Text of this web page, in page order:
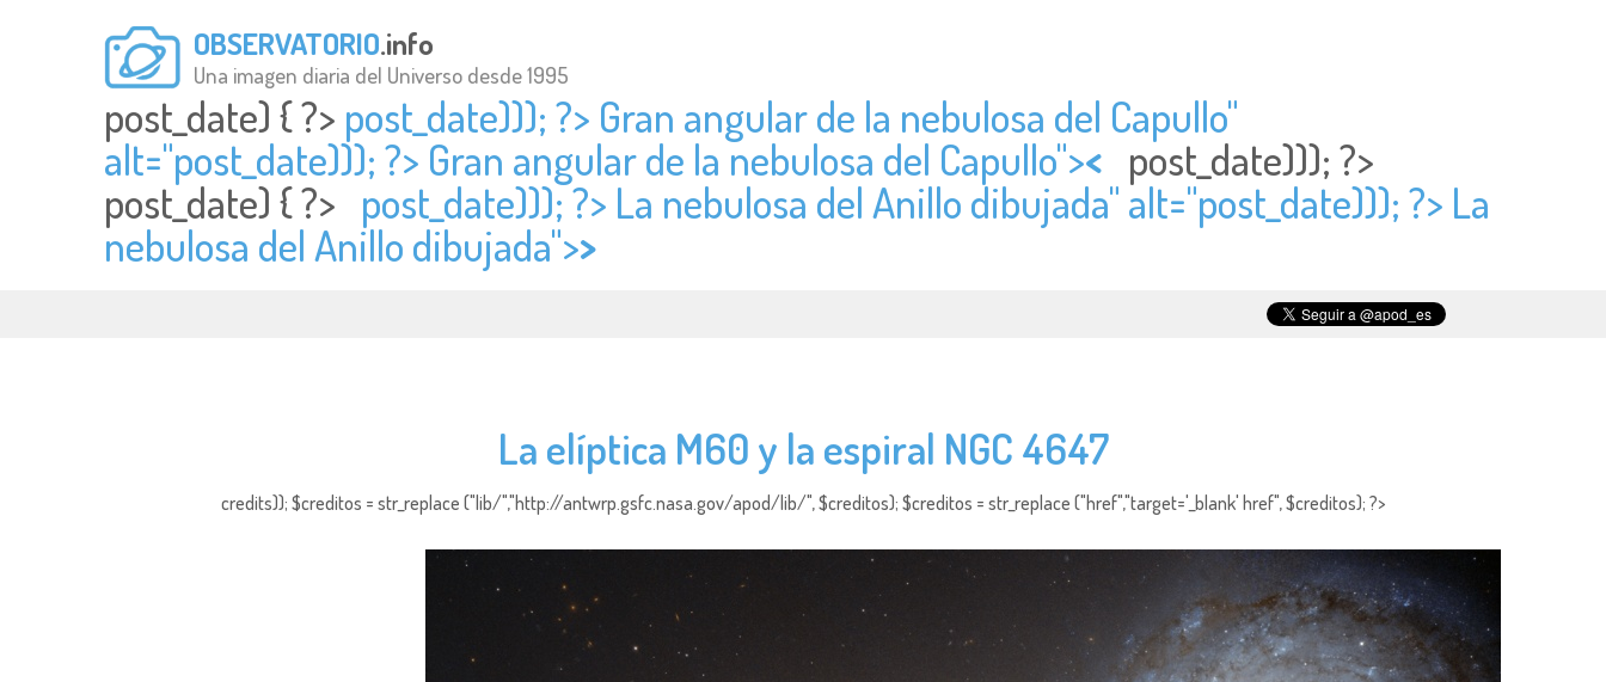
OBSERVATORIO.info
Una imagen diaria del Universo desde 1995
post_date) { ?> post_date))); ?> Gran angular de la nebulosa del Capullo"
alt="post_date))); ?> Gran angular de la nebulosa del Capullo">< post_date))); ?>
post_date) { ?> post_date))); ?> La nebulosa del Anillo dibujada" alt="post_date))); ?> La
nebulosa del Anillo dibujada">>
La elíptica M60 y la espiral NGC 4647
credits)); $creditos = str_replace ("lib/","http://antwrp.gsfc.nasa.gov/apod/lib/", $creditos); $creditos = str_replace ("href","target='_blank' href", $creditos); ?>